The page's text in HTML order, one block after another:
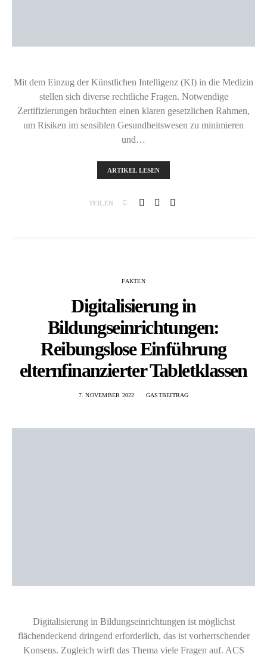
Mit dem Einzug der Künstlichen Intelligenz (KI) in die Medizin
stellen sich diverse rechtliche Fragen. Notwendige
Zertifizierungen bräuchten einen klaren gesetzlichen Rahmen,
um Risiken im sensiblen Gesundheitswesen zu minimieren
und…
ARTIKEL LESEN
TEILEN
FAKTEN
Digitalisierung in
Bildungseinrichtungen:
Reibungslose Einführung
elternfinanzierter Tabletklassen
7. NOVEMBER 2022 GASTBEITRAG
Digitalisierung in Bildungseinrichtungen ist möglichst
flächendeckend dringend erforderlich, das ist vorherrschender
Konsens. Zugleich wirft das Thema viele Fragen auf. ACS